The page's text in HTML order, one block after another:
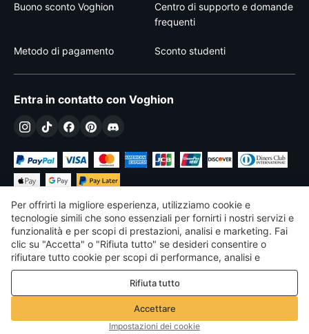
Buono sconto Voghion
Centro di supporto e domande
frequenti
Metodo di pagamento Sconto studenti
Entra in contatto con Voghion
€ EUR Italy
©2026 Voghion
Termini & Condizioni
Politica sulla privacy e sui cookie
Linee guida della community
Per offrirti la migliore esperienza, utilizziamo cookie e
tecnologie simili che sono essenziali per fornirti i nostri servizi e
funzionalità e per scopi di prestazioni, analisi e marketing. Fai
clic su "Accetta" o "Rifiuta tutto" se desideri consentire o
rifiutare tutto cookie per scopi di performance, analisi e
marketing. Per maggiori dettagli consultare la nostraPolitica
Rifiuta tutto
Accettare
Impostazioni dei cookie